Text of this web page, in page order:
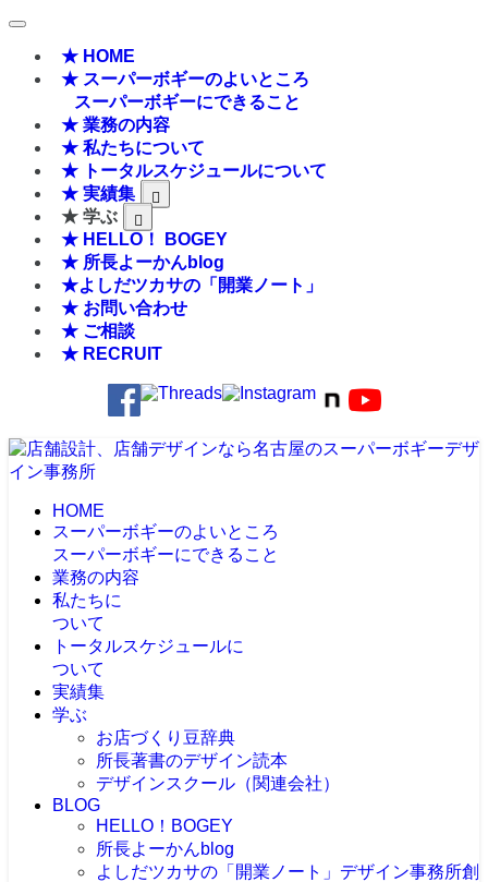
★ HOME
★ スーパーボギーのよいところ
スーパーボギーにできること
★ 業務の内容
★ 私たちについて
★ トータルスケジュールについて
★ 実績集
★ 学ぶ
★ HELLO！ BOGEY
★ 所長よーかんblog
★よしだツカサの「開業ノート」
★ お問い合わせ
★ ご相談
★ RECRUIT
HOME
スーパーボギーのよいところ
スーパーボギーにできること
業務の内容
私たちに
ついて
トータルスケジュールに
ついて
実績集
学ぶ
お店づくり豆辞典
所長著書のデザイン読本
デザインスクール（関連会社）
BLOG
HELLO！BOGEY
所長よーかんblog
よしだツカサの「開業ノート」 デザイン事務所創